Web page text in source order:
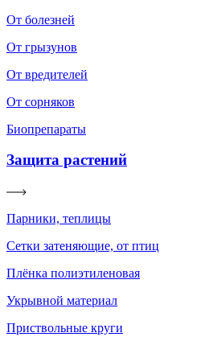
От болезней
От грызунов
От вредителей
От сорняков
Биопрепараты
Защита растений
Парники, теплицы
Сетки затеняющие, от птиц
Плёнка полиэтиленовая
Укрывной материал
Приствольные круги